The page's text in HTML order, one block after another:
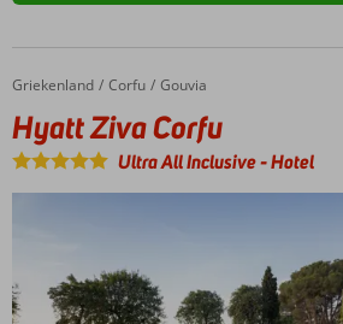
Home
Griekenland Corfu Gouvia
Hyatt Ziva Corfu
Hyatt Ziva Corfu
Ultra All Inclusive-Hotel